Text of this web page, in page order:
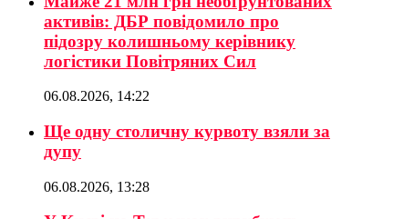
активів: ДБР повідомило про
підозру колишньому керівнику
логістики Повітряних Сил
06.08.2026, 14:22
Ще одну столичну курвоту взяли за
дупу
06.08.2026, 13:28